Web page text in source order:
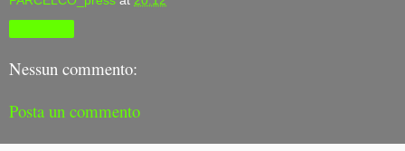
Nessun commento:
Posta un commento